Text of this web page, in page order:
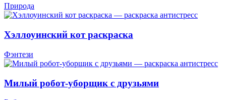
Природа
Хэллоуинский кот раскраска
Фэнтези
Милый робот-уборщик с друзьями